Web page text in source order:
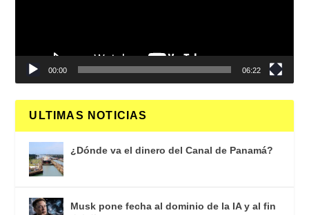
00:00 06:22
ULTIMAS NOTICIAS
¿Dónde va el dinero del Canal de Panamá?
Musk pone fecha al dominio de la IA y al fin